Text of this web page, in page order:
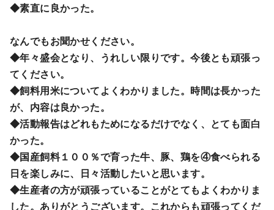
◆素直に良かった。
なんでもお聞かせください。
◆年々盛会となり、うれしい限りです。今後とも頑張っ
てください。
◆飼料用米についてよくわかりました。時間は長かった
が、内容は良かった。
◆活動報告はどれもためになるだけでなく、とても面白
かった。
◆国産飼料１００％で育った牛、豚、鶏を④食べられる
日を楽しみに、日々活動したいと思います。
◆生産者の方が頑張っていることがとてもよくわかりま
した。ありがとうございます。これからも頑張ってくだ